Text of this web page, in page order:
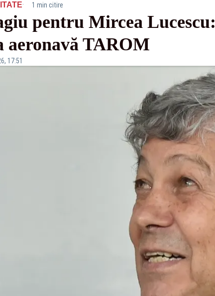
· 1 min citire
pentru Mircea
aeronavă TAROM
17:51